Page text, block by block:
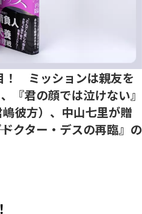
！ ミッションは親友を
『君の顔では泣けない』
彼方）、中山七里が贈
クター・デスの再臨』の